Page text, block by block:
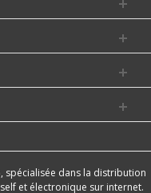
spécialisée dans la distribution
et électronique sur internet.